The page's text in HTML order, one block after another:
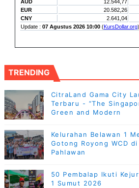
TRENDING
CitraLand Gama City
Terbaru - “The
Green and Modern
Kelurahan Belawan 1
Gotong Royong WCD
Pahlawan
50 Pembalap Ikuti
1 Sumut 2026